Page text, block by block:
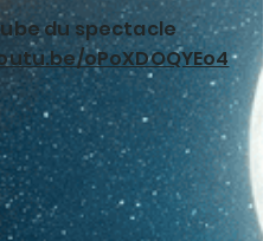
du spectacle
oPoXDOQYEo4